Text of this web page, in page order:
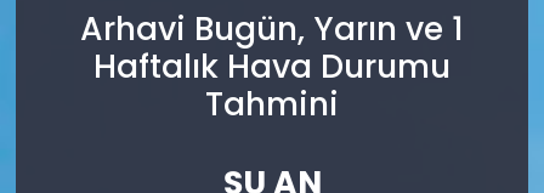
Arhavi Bugün, Yarın ve 1
Haftalık Hava Durumu
Tahmini
ŞU AN
Son Dakika Haberleri